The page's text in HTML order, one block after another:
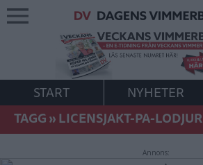
START NYHETER
TAGG»LICENSJAKT-PA-LODJUR
Annons: